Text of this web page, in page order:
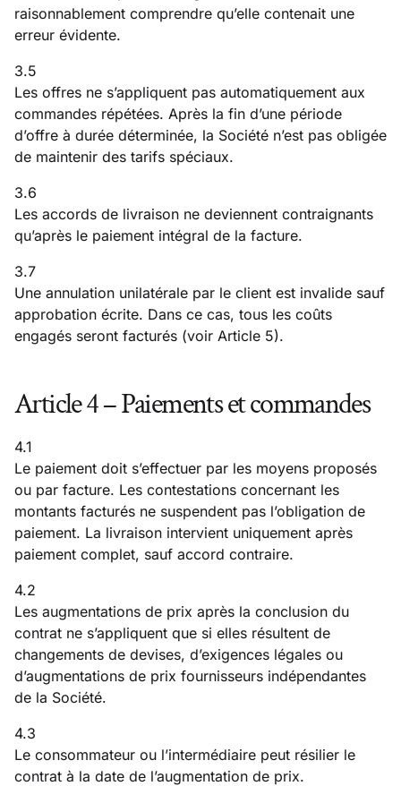
raisonnablement comprendre qu’elle contenait une
erreur évidente.
3.5
Les offres ne s’appliquent pas automatiquement aux
commandes répétées. Après la fin d’une période
d’offre à durée déterminée, la Société n’est pas obligée
de maintenir des tarifs spéciaux.
3.6
Les accords de livraison ne deviennent contraignants
qu’après le paiement intégral de la facture.
3.7
Une annulation unilatérale par le client est invalide sauf
approbation écrite. Dans ce cas, tous les coûts
engagés seront facturés (voir Article 5).
Article 4 – Paiements et commandes
4.1
Le paiement doit s’effectuer par les moyens proposés
ou par facture. Les contestations concernant les
montants facturés ne suspendent pas l’obligation de
paiement. La livraison intervient uniquement après
paiement complet, sauf accord contraire.
4.2
Les augmentations de prix après la conclusion du
contrat ne s’appliquent que si elles résultent de
changements de devises, d’exigences légales ou
d’augmentations de prix fournisseurs indépendantes
de la Société.
4.3
Le consommateur ou l’intermédiaire peut résilier le
contrat à la date de l’augmentation de prix.